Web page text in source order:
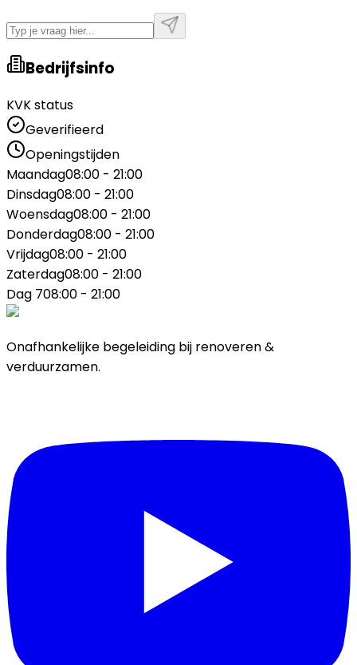
Bedrijfsinfo
KVK status
Geverifieerd
Openingstijden
Maandag08:00 - 21:00
Dinsdag08:00 - 21:00
Woensdag08:00 - 21:00
Donderdag08:00 - 21:00
Vrijdag08:00 - 21:00
Zaterdag08:00 - 21:00
Dag 708:00 - 21:00
Onafhankelijke begeleiding bij renoveren &
verduurzamen.